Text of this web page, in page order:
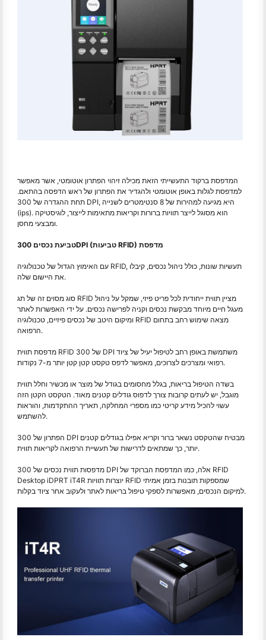
המדפסת ברקוד התעשייתי הזאת מכילה זיהוי הפתרון אוטומטי, אשר מאפשר
למדפסת לגלות באופן אוטומטי ולהגדיר את הפתרון של ראש הדפסה בהתאם.
תחת ההגדרה של 300 DPI, היא מגיעה למהירות של 8 סנטימטרים לשנייה
(ips). הוא מסוגל לייצר תוויות ברורות וקריאות מתאימות לייצור, לוגיסטיקה
ומבצעי מחסן.
טביעת נכסים 300DPI (טביעות RFID) מדפסת
עם האימוץ הגדול של טכנולוגיה RFID, תעשיות שונות, כולל ניהול נכסים, קיבלו
את היישום שלה.
סוג מסוים זה של תג RFID מציין תווית ייחודית לכל פריט פיזי, שמקל על ניהול
מעגל חיים מיוחד מבקשת נכסים וקניה לפרישה נכסים. על ידי האפשרות לאתר
ומיקום היטב של נכסים פיזיים, טכנולוגיה RFID מצאה שימוש רחב בתחום
הרפואה.
מדפסת תווית RFID של 300 DPI משתמשת באופן רחב לטיפול יעיל של ציוד
רפואי ומצרכים לצרוכים, מאפשר לדפס טקסט קטן קטן יותר מ-7 נקודות.
בשדה הטיפול בריאות, בגלל מחסומים בגודל של מוצר או מכשיר וחלל תווית
מוגבל, יש לעתים קרובות צורך לדפוס גודלים קטנים מאוד. הטקסט הקטן הזה
עשוי להכיל מידע קריטי כמו מספרי המחלקה, תאריך ההתקדמות, והוראות
להשתמש.
הפתרון של 300 DPI מבטיח שהטקסט נשאר ברור וקריא אפילו בגודלים קטנים
יותר, כך שמתאים לדרישות של תעשיית הרפואה לקריאות תווית.
מדפסות תווית נכסים של 300 DPI אלה, כמו המדפסת הברוקד של RFID
Desktop iDPRT iT4R יוצרות תוויות RFID שמספקות תובנות בזמן אמיתי
למיקום הנכסים, מאפשרות לספקי טיפול בריאות לאתר ולעקוב אחר ציוד בקלות.